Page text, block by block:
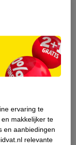
ervaring te
makkelijker te
en aanbiedingen
relevante